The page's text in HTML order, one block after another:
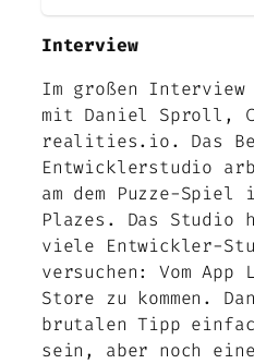
Interview
Im großen
mit Daniel Sproll,
realities.io. Das
Entwicklerstudio
am dem Puzze-Spiel
Plazes. Das Studio
viele Entwickler-
versuchen: Vom App
Store zu kommen.
brutalen Tipp
sein, aber noch eine